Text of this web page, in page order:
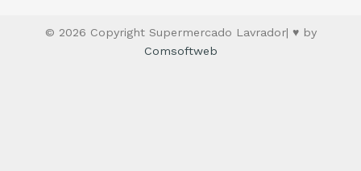
© 2026 Copyright Supermercado Lavrador| ♥ by
Comsoftweb